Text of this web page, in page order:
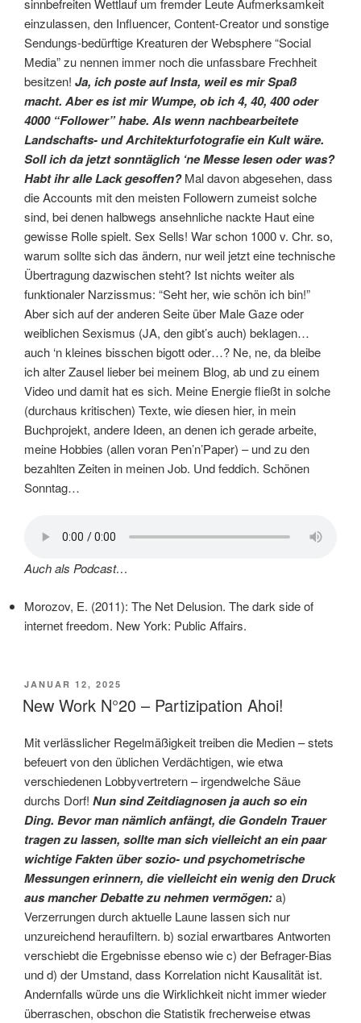
sinnbefreiten Wettlauf um fremder Leute Aufmerksamkeit
einzulassen, den Influencer, Content-Creator und sonstige
Sendungs-bedürftige Kreaturen der Websphere “Social
Media” zu nennen immer noch die unfassbare Frechheit
besitzen! Ja, ich poste auf Insta, weil es mir Spaß
macht. Aber es ist mir Wumpe, ob ich 4, 40, 400 oder
4000 “Follower” habe. Als wenn nachbearbeitete
Landschafts- und Architekturfotografie ein Kult wäre.
Soll ich da jetzt sonntäglich ‘ne Messe lesen oder was?
Habt ihr alle Lack gesoffen?Mal davon abgesehen, dass
die Accounts mit den meisten Followern zumeist solche
sind, bei denen halbwegs ansehnliche nackte Haut eine
gewisse Rolle spielt. Sex Sells! War schon 1000 v. Chr. so,
warum sollte sich das ändern, nur weil jetzt eine technische
Übertragung dazwischen steht? Ist nichts weiter als
funktionaler Narzissmus: “Seht her, wie schön ich bin!”
Aber sich auf der anderen Seite über Male Gaze oder
weiblichen Sexismus (JA, den gibt’s auch) beklagen…
auch ‘n kleines bisschen bigott oder…? Ne, ne, da bleibe
ich alter Zausel lieber bei meinem Blog, ab und zu einem
Video und damit hat es sich. Meine Energie fließt in solche
(durchaus kritischen) Texte, wie diesen hier, in mein
Buchprojekt, andere Ideen, an denen ich gerade arbeite,
meine Hobbies (allen voran Pen’n’Paper) – und zu den
bezahlten Zeiten in meinen Job. Und feddich. Schönen
Sonntag…
Auch als Podcast…
Morozov, E. (2011): The Net Delusion. The dark side of
internet freedom. New York: Public Affairs.
VERÖFFENTLICHT
AM
JANUAR 12, 2025
New Work N°20 – Partizipation Ahoi!
Mit verlässlicher Regelmäßigkeit treiben die Medien – stets
befeuert von den üblichen Verdächtigen, wie etwa
verschiedenen Lobbyvertretern – irgendwelche Säue
durchs Dorf! Nun sind Zeitdiagnosen ja auch so ein
Ding. Bevor man nämlich anfängt, die Gondeln Trauer
tragen zu lassen, sollte man sich vielleicht an ein paar
wichtige Fakten über sozio- und psychometrische
Messungen erinnern, die vielleicht ein wenig den Druck
aus mancher Debatte zu nehmen vermögen:a)
Verzerrungen durch aktuelle Laune lassen sich nur
unzureichend heraufiltern. b) sozial erwartbares Antworten
verschiebt die Ergebnisse ebenso wie c) der Befrager-Bias
und d) der Umstand, dass Korrelation nicht Kausalität ist.
Andernfalls würde uns die Wirklichkeit nicht immer wieder
überraschen, obschon die Statistik frecherweise etwas